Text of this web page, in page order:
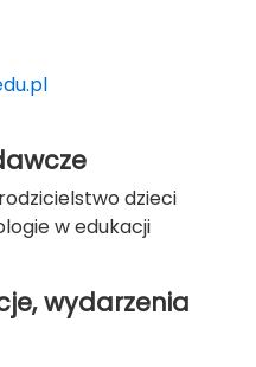
dzieci
w edukacji
wydarzenia